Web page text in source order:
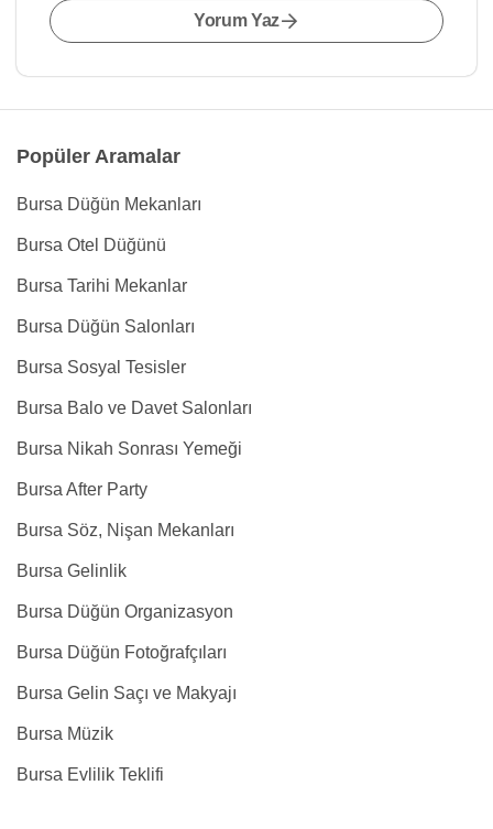
Yorum Yaz
Popüler Aramalar
Bursa Düğün Mekanları
Bursa Otel Düğünü
Bursa Tarihi Mekanlar
Bursa Düğün Salonları
Bursa Sosyal Tesisler
Bursa Balo ve Davet Salonları
Bursa Nikah Sonrası Yemeği
Bursa After Party
Bursa Söz, Nişan Mekanları
Bursa Gelinlik
Bursa Düğün Organizasyon
Bursa Düğün Fotoğrafçıları
Bursa Gelin Saçı ve Makyajı
Bursa Müzik
Bursa Evlilik Teklifi